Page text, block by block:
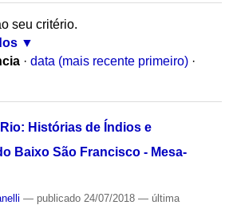
seu critério.
· data (mais recente primeiro) ·
Histórias de Índios e
Baixo São Francisco - Mesa-
— publicado24/07/2018 — última